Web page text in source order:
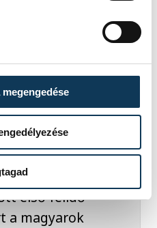
többet. A 61
egyrészt a sárga
ki akarta
a jobb oldali védő
első félidő
a magyarok